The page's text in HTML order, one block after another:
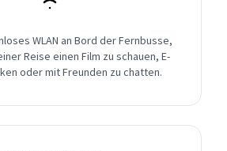
WLAN an Bord der Fernbusse,
Reise einen Film zu schauen, E-
oder mit Freunden zu chatten.